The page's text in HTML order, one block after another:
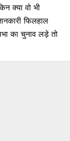
क्या वो भी
फिलहाल
का चुनाव लड़े तो